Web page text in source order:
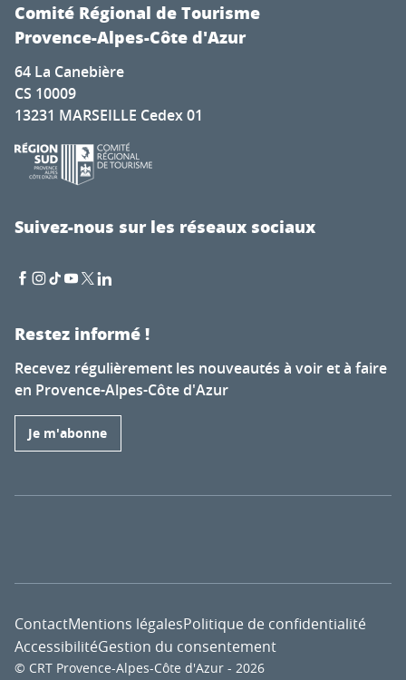
Comité Régional de Tourisme
Provence-Alpes-Côte d'Azur
64 La Canebière
CS 10009
13231 MARSEILLE Cedex 01
Suivez-nous sur les réseaux sociaux
Restez informé !
Recevez régulièrement les nouveautés à voir et à faire
en Provence-Alpes-Côte d'Azur
Je m'abonne
© CRT Provence-Alpes-Côte d'Azur - 2026
ContactMentions légalesPolitique de confidentialité
AccessibilitéGestion du consentement